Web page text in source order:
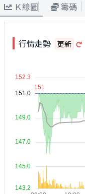
Ｋ線圖 籌碼
行情走勢 更新